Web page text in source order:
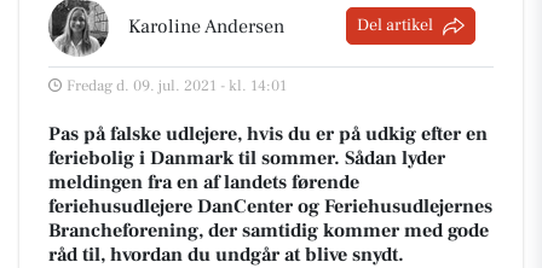
Karoline Andersen Del artikel
Fredag d. 09. jul. 2021 - kl. 14:01
Pas på falske udlejere, hvis du er på udkig efter en
feriebolig i Danmark til sommer. Sådan lyder
meldingen fra en af landets førende
feriehusudlejere DanCenter og Feriehusudlejernes
Brancheforening, der samtidig kommer med gode
råd til, hvordan du undgår at blive snydt.